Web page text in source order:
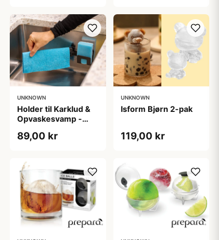
UNKNOWN
Holder til Karklud &
Opvaskesvamp -
89,00 kr
UNKNOWN
Isform Bjørn 2-pak
119,00 kr